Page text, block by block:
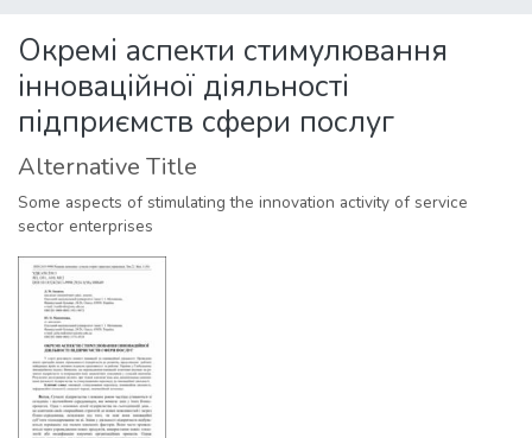
Statistics
Окремі аспекти стимулювання
інноваційної діяльності
підприємств сфери послуг
Alternative Title
Some aspects of stimulating the innovation activity of service
sector enterprises